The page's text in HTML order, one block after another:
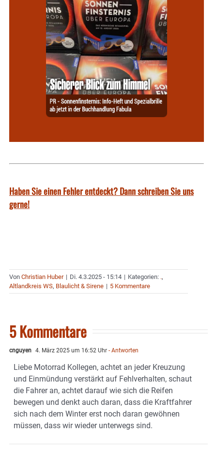
Haben Sie einen Fehler entdeckt? Dann schreiben Sie uns
gerne!
Von Christian Huber | Di. 4.3.2025 - 15:14 | Kategorien: .,
Altlandkreis WS, Blaulicht & Sirene | 5 Kommentare
5 Kommentare
cnguyen 4. März 2025 um 16:52 Uhr - Antworten
Liebe Motorrad Kollegen, achtet an jeder Kreuzung
und Einmündung verstärkt auf Fehlverhalten, schaut
die Fahrer an, achtet darauf wie sich die Reifen
bewegen und denkt auch daran, dass die Kraftfahrer
sich nach dem Winter erst noch daran gewöhnen
müssen, dass wir wieder unterwegs sind.